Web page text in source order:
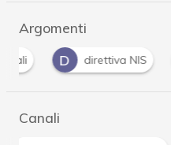
Argomenti
D
direttiva NIS D
Canali